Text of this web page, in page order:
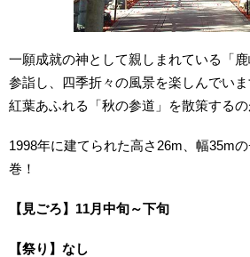
一願成就の神として親しまれている「
参詣し、四季折々の風景を楽しんでい
紅葉あふれる「秋の参道」を散策するの
1998年に建てられた高さ26m、幅35m
巻！
【見ごろ】11月中旬～下旬
【祭り】なし